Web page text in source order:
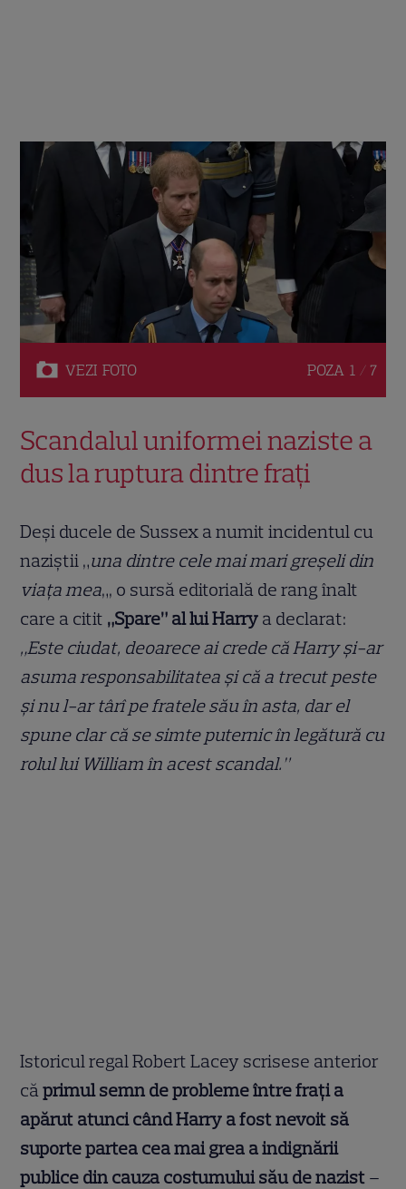
VEZI FOTO POZA 1 / 7
Scandalul uniformei naziste a
dus la ruptura dintre frați
Deși ducele de Sussex a numit incidentul cu
naziștii „una dintre cele mai mari greșeli din
viața mea„, o sursă editorială de rang înalt
care a citit „Spare” al lui Harry a declarat:
„Este ciudat, deoarece ai crede că Harry și-ar
asuma responsabilitatea și că a trecut peste
și nu l-ar târî pe fratele său în asta, dar el
spune clar că se simte puternic în legătură cu
rolul lui William în acest scandal.”
Istoricul regal Robert Lacey scrisese anterior
căprimul semn de probleme între frați a
apărut atunci când Harry a fost nevoit să
suporte partea cea mai grea a indignării
publice din cauza costumului său de nazist –